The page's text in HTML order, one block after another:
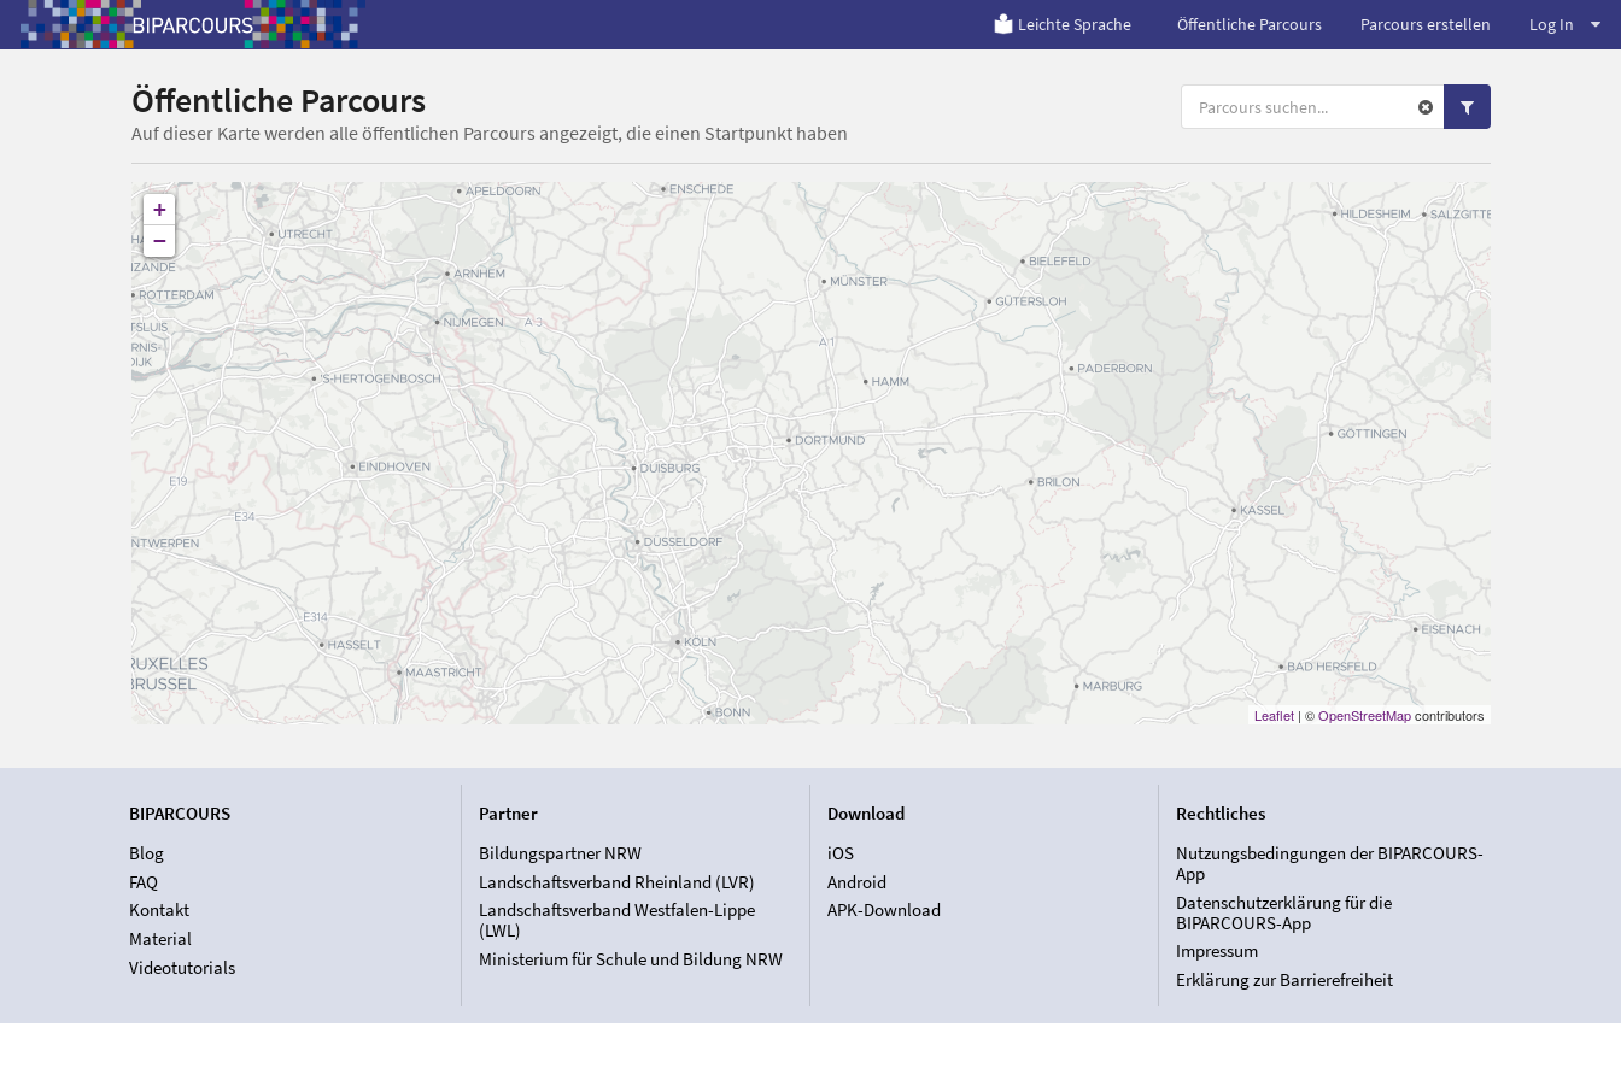
Leichte Sprache Öffentliche Parcours Parcours erstellen Log In
Öffentliche Parcours
Auf dieser Karte werden alle öffentlichen Parcours angezeigt, die einen Startpunkt haben
+
−
Leaflet| ©OpenStreetMapcontributors
BIPARCOURS
Blog
FAQ
Kontakt
Material
Videotutorials
Partner
Bildungspartner NRW
Landschaftsverband Rheinland (LVR)
Landschaftsverband Westfalen-Lippe
(LWL)
Ministerium für Schule und Bildung NRW
Download
iOS
Android
APK-Download
Rechtliches
Nutzungsbedingungen der BIPARCOURS-
App
Datenschutzerklärung für die
BIPARCOURS-App
Impressum
Erklärung zur Barrierefreiheit